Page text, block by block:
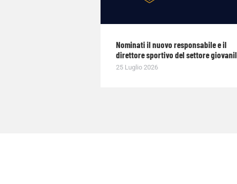
Nominati il nuovo responsabile e il
direttore sportivo del settore
25 Luglio 2026